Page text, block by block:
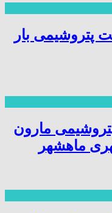
پتروشیمی بار
مارون
ماهشهر